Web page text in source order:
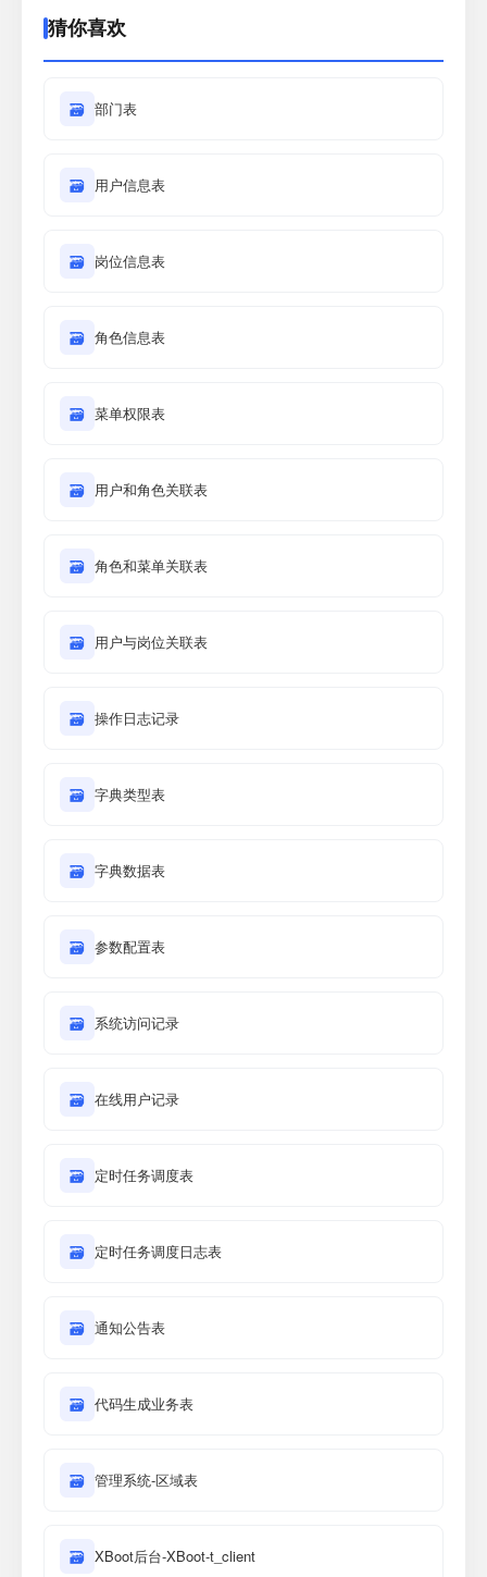
猜你喜欢
🗃 部门表
🗃 用户信息表
🗃 岗位信息表
🗃 角色信息表
🗃 菜单权限表
🗃 用户和角色关联表
🗃 角色和菜单关联表
🗃 用户与岗位关联表
🗃 操作日志记录
🗃 字典类型表
🗃 字典数据表
🗃 参数配置表
🗃 系统访问记录
🗃 在线用户记录
🗃 定时任务调度表
🗃 定时任务调度日志表
🗃 通知公告表
🗃 代码生成业务表
🗃 管理系统-区域表
🗃 XBoot后台-XBoot-t_client